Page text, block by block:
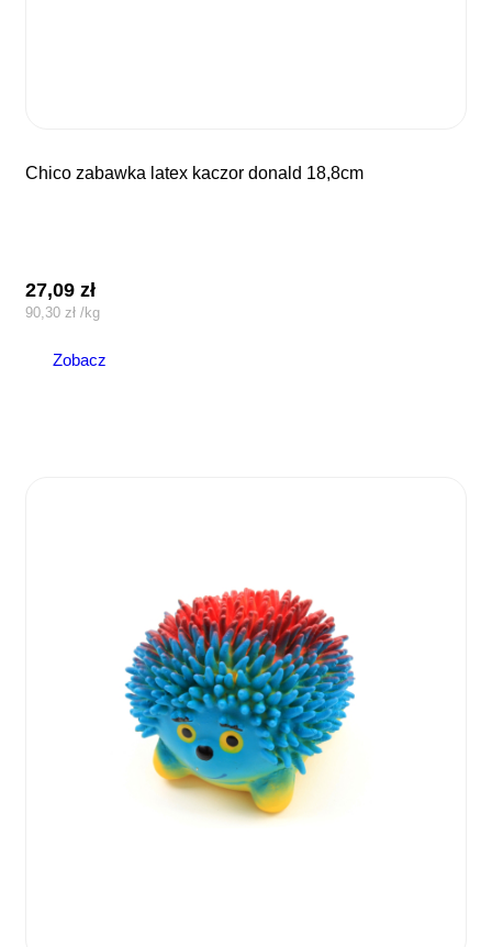
chico zabawka latex kaczor donald 18,8cm
27,09zł
90,30 zł /kg
Zobacz